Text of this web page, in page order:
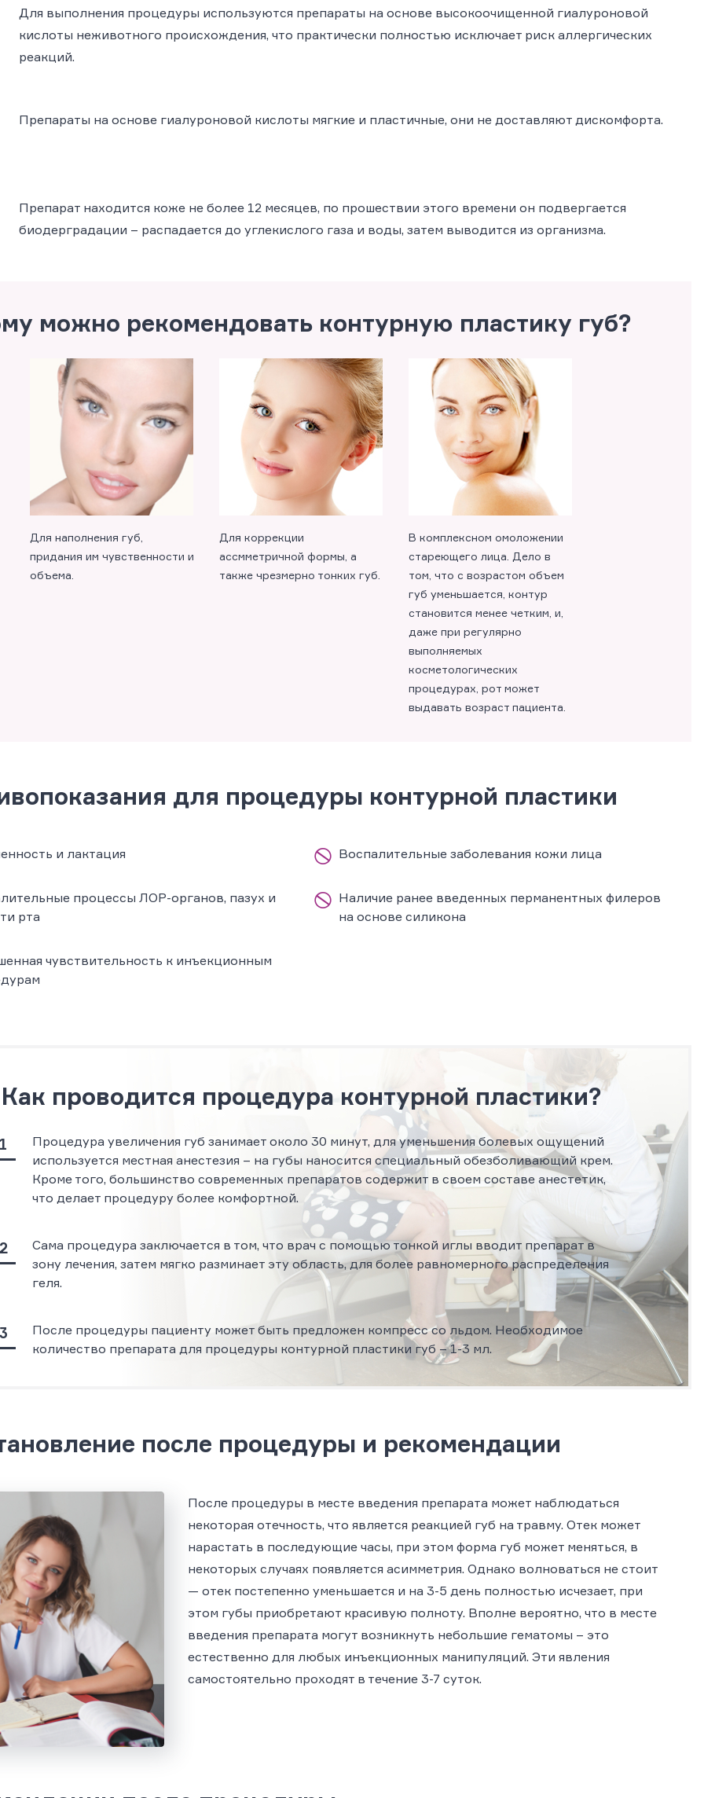
Для выполнения процедуры используются препараты на основе высокоочищенной гиалуроновой
кислоты неживотного происхождения, что практически полностью исключает риск аллергических
реакций.
Препараты на основе гиалуроновой кислоты мягкие и пластичные, они не доставляют дискомфорта.
Препарат находится коже не более 12 месяцев, по прошествии этого времени он подвергается
биодерградации – распадается до углекислого газа и воды, затем выводится из организма.
можно рекомендовать контурную пластику губ?
Для наполнения губ,
придания им чувственности и
объема.
Для коррекции
ассмметричной формы, а
также чрезмерно тонких губ.
В комплексном омоложении
стареющего лица. Дело в
том, что с возрастом объем
губ уменьшается, контур
становится менее четким, и,
даже при регулярно
выполняемых
косметологических
процедурах, рот может
выдавать возраст пациента.
для процедуры контурной пластики
и лактация
процессы ЛОР-органов, пазух и
рта
чувствительность к инъекционным
Воспалительные заболевания кожи лица
Наличие ранее введенных перманентных филеров
на основе силикона
Как проводится процедура контурной пластики?
Процедура увеличения губ занимает около 30 минут, для уменьшения болевых ощущений
используется местная анестезия – на губы наносится специальный обезболивающий крем.
Кроме того, большинство современных препаратов содержит в своем составе анестетик,
что делает процедуру более комфортной.
Сама процедура заключается в том, что врач с помощью тонкой иглы вводит препарат в
зону лечения, затем мягко разминает эту область, для более равномерного распределения
геля.
После процедуры пациенту может быть предложен компресс со льдом. Необходимое
количество препарата для процедуры контурной пластики губ – 1-3 мл.
после процедуры и рекомендации
После процедуры в месте введения препарата может наблюдаться
некоторая отечность, что является реакцией губ на травму. Отек может
нарастать в последующие часы, при этом форма губ может меняться, в
некоторых случаях появляется асимметрия. Однако волноваться не стоит
— отек постепенно уменьшается и на 3-5 день полностью исчезает, при
этом губы приобретают красивую полноту. Вполне вероятно, что в месте
введения препарата могут возникнуть небольшие гематомы – это
естественно для любых инъекционных манипуляций. Эти явления
самостоятельно проходят в течение 3-7 суток.